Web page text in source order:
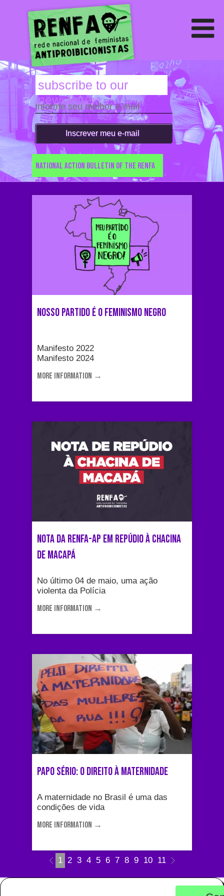
national action bulletin of the renfa
subscribe to our
newsletter:
Inscrever meu e-mail
Nosso partido é o Feminismo Negro
Manifesto 2022
Manifesto 2024
MORE INFORMATION →
Nota da RENFA-AP em repúdio à chacina
de Macapá
No último 04 de maio, uma ação
violenta da Polícia
MORE INFORMATION →
papo sério: o DIREITO À MATERNIDADE
A maternidade no Brasil é uma das
condições de vida
MORE INFORMATION →
1 2 3 4 5 6 7 8 9 10 11